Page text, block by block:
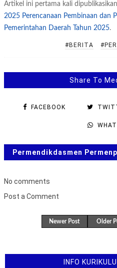
Artikel ini pertama kali
2025 Perencanaan Pembinaan dan
Pemerintahan Daerah Tahun 2025.
#BERITA
Share To
FACEBOOK
Permendikdasmen
No comments
Post a Comment
Newer Post Older
INFO